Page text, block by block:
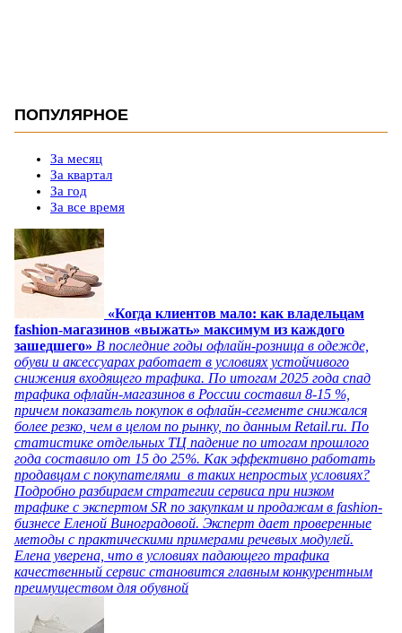
ПОПУЛЯРНОЕ
За месяц
За квартал
За год
За все время
«Когда клиентов мало: как владельцам
fashion-магазинов «выжать» максимум из каждого
зашедшего» В последние годы офлайн-розница в одежде,
обуви и аксессуарах работает в условиях устойчивого
снижения входящего трафика. По итогам 2025 года спад
трафика офлайн-магазинов в России составил 8-15 %,
причем показатель покупок в офлайн-сегменте снижался
более резко, чем в целом по рынку, по данным Retail.ru. По
статистике отдельных ТЦ падение по итогам прошлого
года составило от 15 до 25%. Как эффективно работать
продавцам с покупателями в таких непростых условиях?
Подробно разбираем стратегии сервиса при низком
трафике с экспертом SR по закупкам и продажам в fashion-
бизнесе Еленой Виноградовой. Эксперт дает проверенные
методы с практическими примерами речевых модулей.
Елена уверена, что в условиях падающего трафика
качественный сервис становится главным конкурентным
преимуществом для обувной